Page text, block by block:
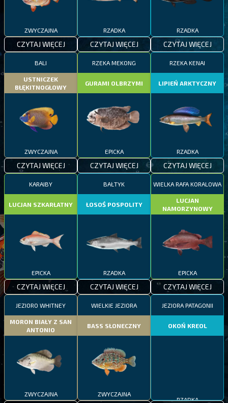
ZWYCZAJNA
CZYTAJ WIĘCEJ
RZADKA
CZYTAJ WIĘCEJ
RZADKA
CZYTAJ WIĘCEJ
BALI
USTNICZEK
BŁĘKITNOGŁOWY
ZWYCZAJNA
CZYTAJ WIĘCEJ
RZEKA MEKONG
GURAMI OLBRZYMI
EPICKA
CZYTAJ WIĘCEJ
RZEKA KENAI
LIPIEŃ ARKTYCZNY
RZADKA
CZYTAJ WIĘCEJ
KARAIBY
LUCJAN SZKARŁATNY
EPICKA
CZYTAJ WIĘCEJ
BAŁTYK
ŁOSOŚ POSPOLITY
RZADKA
CZYTAJ WIĘCEJ
WIELKA RAFA KORALOWA
LUCJAN
NAMORZYNOWY
EPICKA
CZYTAJ WIĘCEJ
JEZIORO WHITNEY
MORON BIAŁY Z SAN
ANTONIO
ZWYCZAJNA
WIELKIE JEZIORA
BASS SŁONECZNY
ZWYCZAJNA
JEZIORA PATAGONII
OKOŃ KREOL